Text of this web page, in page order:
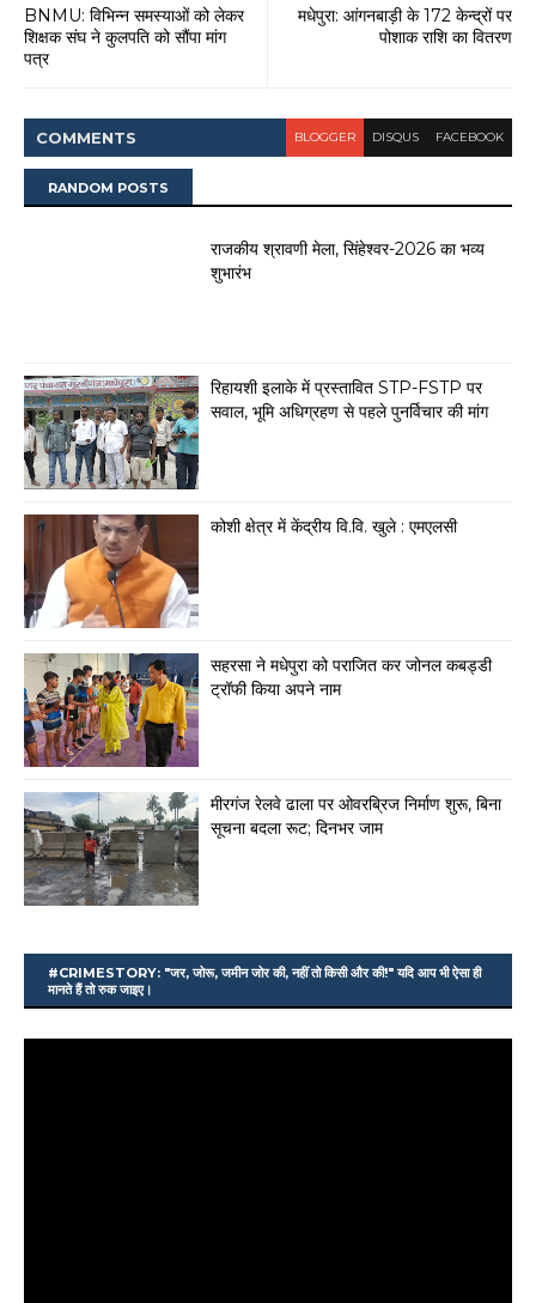
मधेपुरा: आंगनबाड़ी के 172 केन्द्रों पर
पोशाक राशि का वितरण
BNMU: विभिन्न समस्याओं को लेकर
शिक्षक संघ ने कुलपति को सौंपा मांग
पत्र
COMMENTS BLOGGER DISQUS FACEBOOK
RANDOM POSTS
राजकीय श्रावणी मेला, सिंहेश्वर-2026 का भव्य
शुभारंभ
रिहायशी इलाके में प्रस्तावित STP-FSTP पर
सवाल, भूमि अधिग्रहण से पहले पुनर्विचार की मांग
कोशी क्षेत्र में केंद्रीय वि.वि. खुले : एमएलसी
सहरसा ने मधेपुरा को पराजित कर जोनल कबड्डी
ट्रॉफी किया अपने नाम
मीरगंज रेलवे ढाला पर ओवरब्रिज निर्माण शुरू, बिना
सूचना बदला रूट; दिनभर जाम
#CRIMESTORY: "जर, जोरू, जमीन जोर की, नहीं तो किसी और की!" यदि आप भी ऐसा ही
मानते हैं तो रुक जाइए।